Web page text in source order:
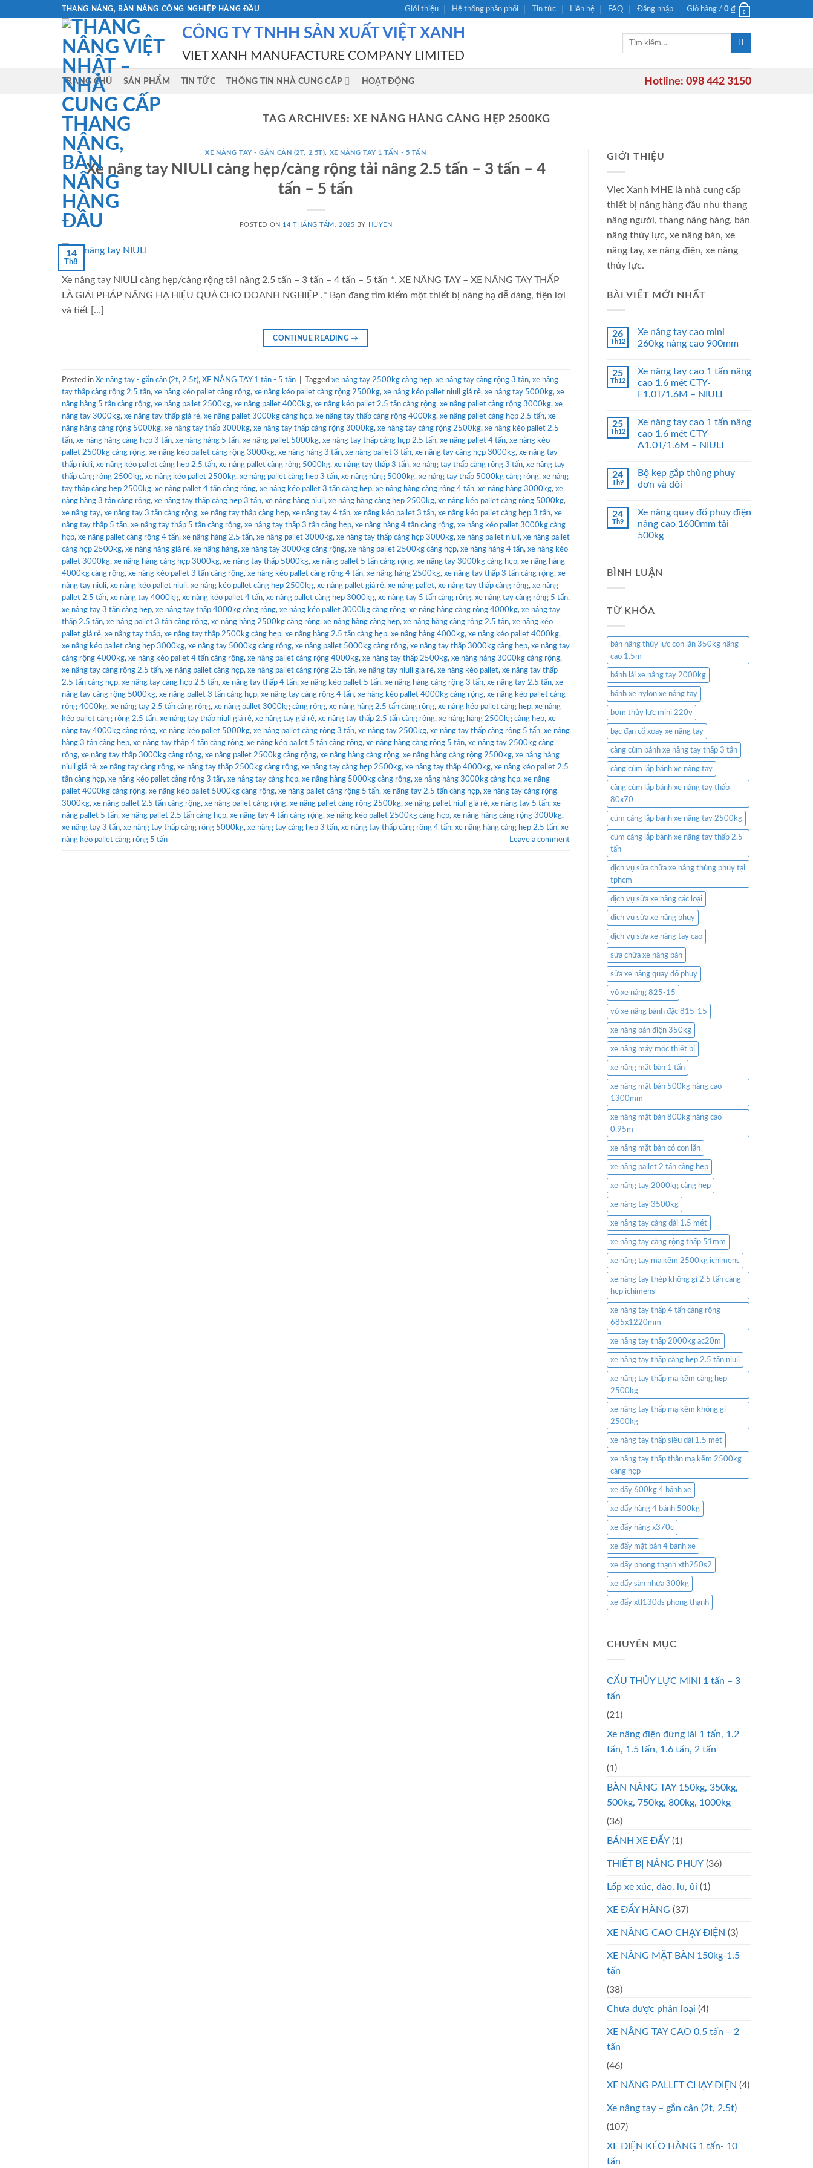
THANG NÂNG, BÀN NÂNG CÔNG NGHIỆP HÀNG ĐẦU Giới thiệu Hệ thống phân phối Tin tức Liên hệ FAQ Đăng nhập Giỏ hàng / 0 ₫ 0
CÔNG TY TNHH SẢN XUẤT VIỆT XANH
VIET XANH MANUFACTURE COMPANY LIMITED
Tìm
TRANG CHỦ SẢN PHẨM TIN TỨC THÔNG TIN NHÀ CUNG CẤP HOẠT ĐỘNG Hotline: 098 442 3150
TAG ARCHIVES:XE NÂNG HÀNG CÀNG HẸP 2500KG
XE NÂNG TAY - GẮN CÂN (2T, 2.5T) XE NÂNG TAY 1 TẤN - 5 TẤN
Xe nâng tay NIULI càng hẹp/càng rộng tải nâng 2.5 tấn – 3 tấn – 4
tấn – 5 tấn
POSTED ON 14 THÁNG TÁM, 2025 BY HUYEN
14
Th8
Xe nâng tay NIULI càng hẹp/càng rộng tải nâng 2.5 tấn – 3 tấn – 4 tấn – 5 tấn *. XE NÂNG TAY – XE NÂNG TAY THẤP
LÀ GIẢI PHÁP NÂNG HẠ HIỆU QUẢ CHO DOANH NGHIỆP .* Bạn đang tìm kiếm một thiết bị nâng hạ dễ dàng, tiện lợi
và tiết […]
CONTINUE READING→
Posted in Xe nâng tay - gắn cân (2t, 2.5t), XE NÂNG TAY 1 tấn - 5 tấn Tagged xe nâng tay 2500kg càng hẹp, xe nâng tay càng rộng 3 tấn, xe nâng
tay thấp càng rộng 2.5 tấn, xe nâng kéo pallet càng rộng, xe nâng kéo pallet càng rộng 2500kg, xe nâng kéo pallet niuli giá rẻ, xe nâng tay 5000kg, xe
nâng hàng 5 tấn càng rộng, xe nâng pallet 2500kg, xe nâng pallet 4000kg, xe nâng kéo pallet 2.5 tấn càng rộng, xe nâng pallet càng rộng 3000kg, xe
nâng tay 3000kg, xe nâng tay thấp giá rẻ, xe nâng pallet 3000kg càng hẹp, xe nâng tay thấp càng rộng 4000kg, xe nâng pallet càng hẹp 2.5 tấn, xe
nâng hàng càng rộng 5000kg, xe nâng tay thấp 3000kg, xe nâng tay thấp càng rộng 3000kg, xe nâng tay càng rộng 2500kg, xe nâng kéo pallet 2.5
tấn, xe nâng hàng càng hẹp 3 tấn, xe nâng hàng 5 tấn, xe nâng pallet 5000kg, xe nâng tay thấp càng hẹp 2.5 tấn, xe nâng pallet 4 tấn, xe nâng kéo
pallet 2500kg càng rộng, xe nâng kéo pallet càng rộng 3000kg, xe nâng hàng 3 tấn, xe nâng pallet 3 tấn, xe nâng tay càng hẹp 3000kg, xe nâng tay
thấp niuli, xe nâng kéo pallet càng hẹp 2.5 tấn, xe nâng pallet càng rộng 5000kg, xe nâng tay thấp 3 tấn, xe nâng tay thấp càng rộng 3 tấn, xe nâng tay
thấp càng rộng 2500kg, xe nâng kéo pallet 2500kg, xe nâng pallet càng hẹp 3 tấn, xe nâng hàng 5000kg, xe nâng tay thấp 5000kg càng rộng, xe nâng
tay thấp càng hẹp 2500kg, xe nâng pallet 4 tấn càng rộng, xe nâng kéo pallet 3 tấn càng hẹp, xe nâng hàng càng rộng 4 tấn, xe nâng hàng 3000kg, xe
nâng hàng 3 tấn càng rộng, xe nâng tay thấp càng hẹp 3 tấn, xe nâng hàng niuli, xe nâng hàng càng hẹp 2500kg, xe nâng kéo pallet càng rộng 5000kg,
xe nâng tay, xe nâng tay 3 tấn càng rộng, xe nâng tay thấp càng hẹp, xe nâng tay 4 tấn, xe nâng kéo pallet 3 tấn, xe nâng kéo pallet càng hẹp 3 tấn, xe
nâng tay thấp 5 tấn, xe nâng tay thấp 5 tấn càng rộng, xe nâng tay thấp 3 tấn càng hẹp, xe nâng hàng 4 tấn càng rộng, xe nâng kéo pallet 3000kg càng
hẹp, xe nâng pallet càng rộng 4 tấn, xe nâng hàng 2.5 tấn, xe nâng pallet 3000kg, xe nâng tay thấp càng hẹp 3000kg, xe nâng pallet niuli, xe nâng pallet
càng hẹp 2500kg, xe nâng hàng giá rẻ, xe nâng hàng, xe nâng tay 3000kg càng rộng, xe nâng pallet 2500kg càng hẹp, xe nâng hàng 4 tấn, xe nâng kéo
pallet 3000kg, xe nâng hàng càng hẹp 3000kg, xe nâng tay thấp 5000kg, xe nâng pallet 5 tấn càng rộng, xe nâng tay 3000kg càng hẹp, xe nâng hàng
4000kg càng rộng, xe nâng kéo pallet 3 tấn càng rộng, xe nâng kéo pallet càng rộng 4 tấn, xe nâng hàng 2500kg, xe nâng tay thấp 3 tấn càng rộng, xe
nâng tay niuli, xe nâng kéo pallet niuli, xe nâng kéo pallet càng hẹp 2500kg, xe nâng pallet giá rẻ, xe nâng pallet, xe nâng tay thấp càng rộng, xe nâng
pallet 2.5 tấn, xe nâng tay 4000kg, xe nâng kéo pallet 4 tấn, xe nâng pallet càng hẹp 3000kg, xe nâng tay 5 tấn càng rộng, xe nâng tay càng rộng 5 tấn,
xe nâng tay 3 tấn càng hẹp, xe nâng tay thấp 4000kg càng rộng, xe nâng kéo pallet 3000kg càng rộng, xe nâng hàng càng rộng 4000kg, xe nâng tay
thấp 2.5 tấn, xe nâng pallet 3 tấn càng rộng, xe nâng hàng 2500kg càng rộng, xe nâng hàng càng hẹp, xe nâng hàng càng rộng 2.5 tấn, xe nâng kéo
pallet giá rẻ, xe nâng tay thấp, xe nâng tay thấp 2500kg càng hẹp, xe nâng hàng 2.5 tấn càng hẹp, xe nâng hàng 4000kg, xe nâng kéo pallet 4000kg,
xe nâng kéo pallet càng hẹp 3000kg, xe nâng tay 5000kg càng rộng, xe nâng pallet 5000kg càng rộng, xe nâng tay thấp 3000kg càng hẹp, xe nâng tay
càng rộng 4000kg, xe nâng kéo pallet 4 tấn càng rộng, xe nâng pallet càng rộng 4000kg, xe nâng tay thấp 2500kg, xe nâng hàng 3000kg càng rộng,
xe nâng tay càng rộng 2.5 tấn, xe nâng pallet càng hẹp, xe nâng pallet càng rộng 2.5 tấn, xe nâng tay niuli giá rẻ, xe nâng kéo pallet, xe nâng tay thấp
2.5 tấn càng hẹp, xe nâng tay càng hẹp 2.5 tấn, xe nâng tay thấp 4 tấn, xe nâng kéo pallet 5 tấn, xe nâng hàng càng rộng 3 tấn, xe nâng tay 2.5 tấn, xe
nâng tay càng rộng 5000kg, xe nâng pallet 3 tấn càng hẹp, xe nâng tay càng rộng 4 tấn, xe nâng kéo pallet 4000kg càng rộng, xe nâng kéo pallet càng
rộng 4000kg, xe nâng tay 2.5 tấn càng rộng, xe nâng pallet 3000kg càng rộng, xe nâng hàng 2.5 tấn càng rộng, xe nâng kéo pallet càng hẹp, xe nâng
kéo pallet càng rộng 2.5 tấn, xe nâng tay thấp niuli giá rẻ, xe nâng tay giá rẻ, xe nâng tay thấp 2.5 tấn càng rộng, xe nâng hàng 2500kg càng hẹp, xe
nâng tay 4000kg càng rộng, xe nâng kéo pallet 5000kg, xe nâng pallet càng rộng 3 tấn, xe nâng tay 2500kg, xe nâng tay thấp càng rộng 5 tấn, xe nâng
hàng 3 tấn càng hẹp, xe nâng tay thấp 4 tấn càng rộng, xe nâng kéo pallet 5 tấn càng rộng, xe nâng hàng càng rộng 5 tấn, xe nâng tay 2500kg càng
rộng, xe nâng tay thấp 3000kg càng rộng, xe nâng pallet 2500kg càng rộng, xe nâng hàng càng rộng, xe nâng hàng càng rộng 2500kg, xe nâng hàng
niuli giá rẻ, xe nâng tay càng rộng, xe nâng tay thấp 2500kg càng rộng, xe nâng tay càng hẹp 2500kg, xe nâng tay thấp 4000kg, xe nâng kéo pallet 2.5
tấn càng hẹp, xe nâng kéo pallet càng rộng 3 tấn, xe nâng tay càng hẹp, xe nâng hàng 5000kg càng rộng, xe nâng hàng 3000kg càng hẹp, xe nâng
pallet 4000kg càng rộng, xe nâng kéo pallet 5000kg càng rộng, xe nâng pallet càng rộng 5 tấn, xe nâng tay 2.5 tấn càng hẹp, xe nâng tay càng rộng
3000kg, xe nâng pallet 2.5 tấn càng rộng, xe nâng pallet càng rộng, xe nâng pallet càng rộng 2500kg, xe nâng pallet niuli giá rẻ, xe nâng tay 5 tấn, xe
nâng pallet 5 tấn, xe nâng pallet 2.5 tấn càng hẹp, xe nâng tay 4 tấn càng rộng, xe nâng kéo pallet 2500kg càng hẹp, xe nâng hàng càng rộng 3000kg,
xe nâng tay 3 tấn, xe nâng tay thấp càng rộng 5000kg, xe nâng tay càng hẹp 3 tấn, xe nâng tay thấp càng rộng 4 tấn, xe nâng hàng càng hẹp 2.5 tấn, xe
nâng kéo pallet càng rộng 5 tấn
Leave a comment
GIỚI THIỆU
Viet Xanh MHE là nhà cung cấp
thiết bị nâng hàng đầu như thang
nâng người, thang nâng hàng, bàn
nâng thủy lực, xe nâng bàn, xe
nâng tay, xe nâng điện, xe nâng
thủy lực.
BÀI VIẾT MỚI NHẤT
26
Th12
Xe nâng tay cao mini
260kg nâng cao 900mm
25
Th12
Xe nâng tay cao 1 tấn nâng
cao 1.6 mét CTY-
E1.0T/1.6M – NIULI
25
Th12
Xe nâng tay cao 1 tấn nâng
cao 1.6 mét CTY-
A1.0T/1.6M – NIULI
24
Th9
Bộ kẹp gắp thùng phuy
đơn và đôi
24
Th9
Xe nâng quay đổ phuy điện
nâng cao 1600mm tải
500kg
BÌNH LUẬN
TỪ KHÓA
bàn nâng thủy lực con lăn 350kg nâng
cao 1.5m
bánh lái xe nâng tay 2000kg
bánh xe nylon xe nâng tay
bơm thủy lực mini 220v
bạc đạn cổ xoay xe nâng tay
càng cùm bánh xe nâng tay thấp 3 tấn
càng cùm lắp bánh xe nâng tay
càng cùm lắp bánh xe nâng tay thấp
80x70
cùm càng lắp bánh xe nâng tay 2500kg
cùm càng lắp bánh xe nâng tay thấp 2.5
tấn
dịch vụ sửa chữa xe nâng thùng phuy tại
tphcm
dịch vụ sửa xe nâng các loại
dịch vụ sửa xe nâng phuy
dịch vụ sửa xe nâng tay cao
sửa chữa xe nâng bàn
sửa xe nâng quay đổ phuy
vỏ xe nâng 825-15
vỏ xe nâng bánh đặc 815-15
xe nâng bàn điện 350kg
xe nâng máy móc thiết bị
xe nâng mặt bàn 1 tấn
xe nâng mặt bàn 500kg nâng cao
1300mm
xe nâng mặt bàn 800kg nâng cao
0.95m
xe nâng mặt bàn có con lăn
xe nâng pallet 2 tấn càng hẹp
xe nâng tay 2000kg càng hẹp
xe nâng tay 3500kg
xe nâng tay càng dài 1.5 mét
xe nâng tay càng rộng thấp 51mm
xe nâng tay mạ kẽm 2500kg ichimens
xe nâng tay thép không gỉ 2.5 tấn càng
hẹp ichimens
xe nâng tay thấp 4 tấn càng rộng
685x1220mm
xe nâng tay thấp 2000kg ac20m
xe nâng tay thấp càng hẹp 2.5 tấn niuli
xe nâng tay thấp mạ kẽm càng hẹp
2500kg
xe nâng tay thấp mạ kẽm không gỉ
2500kg
xe nâng tay thấp siêu dài 1.5 mét
xe nâng tay thấp thân mạ kẽm 2500kg
càng hẹp
xe đẩy 600kg 4 bánh xe
xe đẩy hàng 4 bánh 500kg
xe đẩy hàng x370c
xe đẩy mặt bàn 4 bánh xe
xe đẩy phong thạnh xth250s2
xe đẩy sàn nhựa 300kg
xe đẩy xtl130ds phong thạnh
CHUYÊN MỤC
CẨU THỦY LỰC MINI 1 tấn – 3
tấn
(21)
Xe nâng điện đứng lái 1 tấn, 1.2
tấn, 1.5 tấn, 1.6 tấn, 2 tấn
(1)
BÀN NÂNG TAY 150kg, 350kg,
500kg, 750kg, 800kg, 1000kg
(36)
BÁNH XE ĐẨY (1)
THIẾT BỊ NÂNG PHUY (36)
Lốp xe xúc, đào, lu, ủi (1)
XE ĐẨY HÀNG (37)
XE NÂNG CAO CHẠY ĐIỆN (3)
XE NÂNG MẶT BÀN 150kg-1.5
tấn
(38)
Chưa được phân loại (4)
XE NÂNG TAY CAO 0.5 tấn – 2
tấn
(46)
XE NÂNG PALLET CHẠY ĐIỆN (4)
Xe nâng tay – gắn cân (2t, 2.5t)
(107)
XE ĐIỆN KÉO HÀNG 1 tấn- 10
tấn